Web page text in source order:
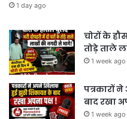
1 day ago
चोरों के
तोड़े ताले
1 week ago
पत्रकारों
बाद रखा
1 week ago